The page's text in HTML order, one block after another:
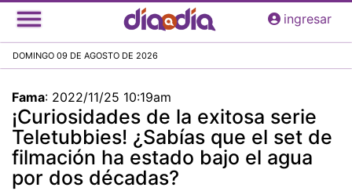
Pasar
al
principal
ingresar
DOMINGO 09 DE AGOSTO DE 2026
Fama: 2022/11/25 10:19am
¡Curiosidades de la exitosa serie
Teletubbies! ¿Sabías que el set de
filmación ha estado bajo el agua
por dos décadas?